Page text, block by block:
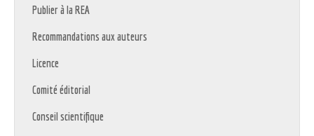
Publier à la REA
Recommandations aux auteurs
Licence
Comité éditorial
Conseil scientifique